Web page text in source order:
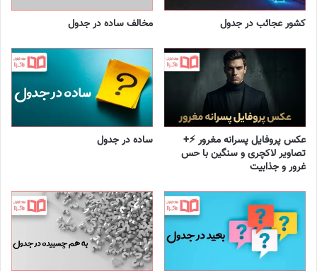
کشور عجائب در جدول مخالف ساده در جدول
عکس پروفایل پسرانه مغرور ⚡+
تصاویر لاکچری و سنگین با حس
غرور و جذابیت
ساده در جدول